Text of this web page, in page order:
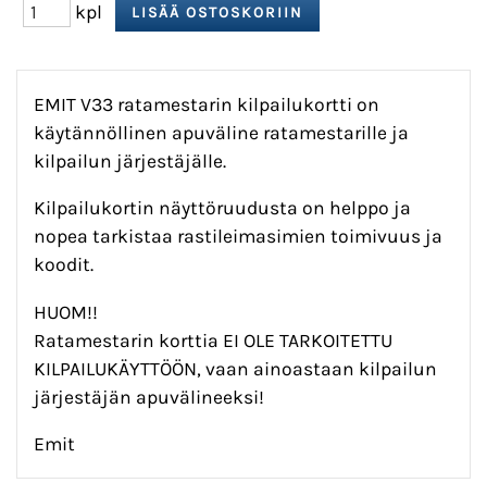
kpl
EMIT V33 ratamestarin kilpailukortti on
käytännöllinen apuväline ratamestarille ja
kilpailun järjestäjälle.
Kilpailukortin näyttöruudusta on helppo ja
nopea tarkistaa rastileimasimien toimivuus ja
koodit.
HUOM!!
Ratamestarin korttia EI OLE TARKOITETTU
KILPAILUKÄYTTÖÖN, vaan ainoastaan kilpailun
järjestäjän apuvälineeksi!
Emit